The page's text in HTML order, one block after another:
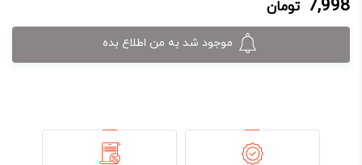
7,998 تومان7,998 تومان.
موجود شد به من اطلاع بده